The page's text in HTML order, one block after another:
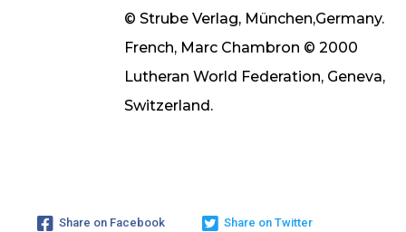
© Strube Verlag, München,Germany.
French, Marc Chambron © 2000
Lutheran World Federation, Geneva,
Switzerland.
Share on Facebook Share on Twitter